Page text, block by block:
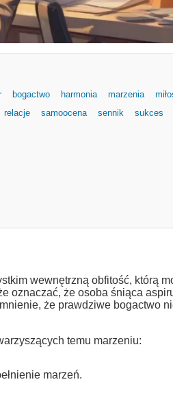
bogactwo harmonia marzenia
relacje samoocena sennik
sukces
wewnętrzną obfitość, którą
oznaczać, że osoba śniąca
że prawdziwe bogactwo
temu marzeniu:
marzeń.